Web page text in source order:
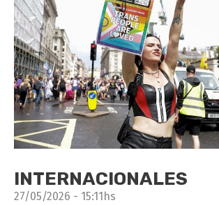
INTERNACIONALES
27/05/2026 - 15:11hs